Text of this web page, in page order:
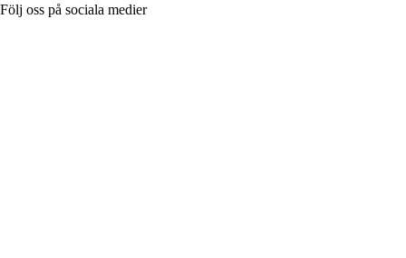
Följ oss på sociala medier